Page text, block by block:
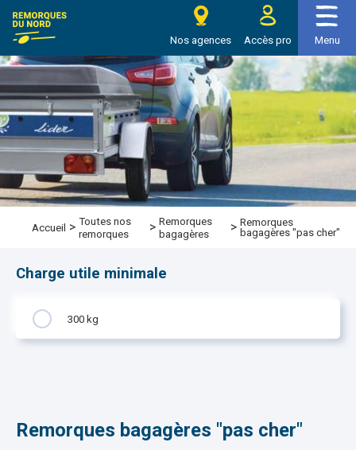
Remorques du nord
Nos agences Accès pro Menu
Accueil > Toutes nos
remorques
>Remorques
bagagères
> Remorques
bagagères "pas cher"
Charge utile minimale
300 kg
Remorques bagagères "pas cher"